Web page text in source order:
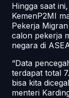
Hingga saat
KemenP2MI
Pekerja
calon pekerja
negara di
“Data
terdapat total
bisa kita
menteri